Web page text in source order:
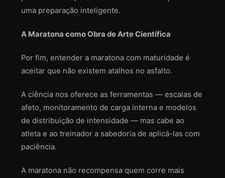
uma preparação inteligente.
A Maratona como Obra de Arte Científica
Por fim, entender a maratona com maturidade é
aceitar que não existem atalhos no asfalto.
A ciência nos oferece as ferramentas — escalas de
afeto, monitoramento de carga interna e modelos
de distribuição de intensidade — mas cabe ao
atleta e ao treinador a sabedoria de aplicá-las com
paciência.
A maratona não recompensa quem corre mais